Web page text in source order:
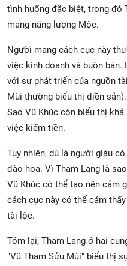
tình huống đặc biệt, trong đó
mang năng lượng Mộc.
Người mang cách cục này
việc kinh doanh và buôn
với sự phát triển của nguồn
Mùi thường biểu thị điền
Sao Vũ Khúc còn biểu thị
việc kiếm tiền.
Tuy nhiên, dù là người giàu
đào hoa. Vì Tham Lang là
Vũ Khúc có thể tạo nên cảm
cách cục này có thể cảm
tài lộc.
Tóm lại, Tham Lang ở hai
"Vũ Tham Sửu Mùi" biểu thị